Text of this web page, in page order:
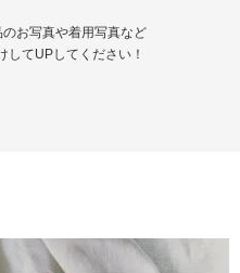
お写真や着用写真など
してUPしてください！